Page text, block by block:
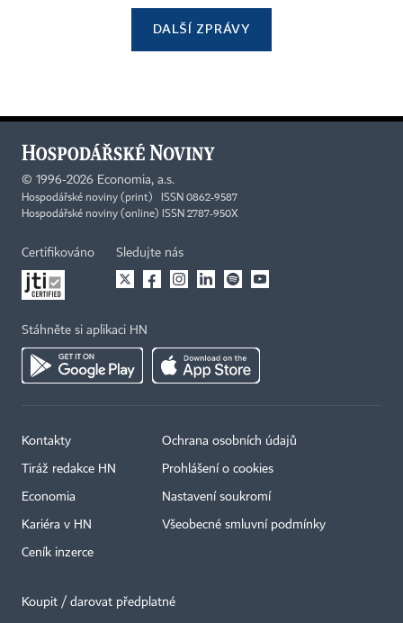
DALŠÍ ZPRÁVY
© 1996-2026 Economia, a.s.
Hospodářské noviny (print) ISSN 0862-9587
Hospodářské noviny (online) ISSN 2787-950X
Certifikováno Sledujte nás
Stáhněte si aplikaci HN
Kontakty
Tiráž redakce HN
Economia
Kariéra v HN
Ceník inzerce
Ochrana osobních údajů
Prohlášení o cookies
Nastavení soukromí
Všeobecné smluvní podmínky
Koupit / darovat předplatné